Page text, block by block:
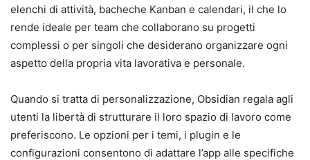
elenchi di attività, bacheche Kanban e calendari, il che lo
rende ideale per team che collaborano su progetti
complessi o per singoli che desiderano organizzare ogni
aspetto della propria vita lavorativa e personale.
Quando si tratta di personalizzazione, Obsidian regala agli
utenti la libertà di strutturare il loro spazio di lavoro come
preferiscono. Le opzioni per i temi, i plugin e le
configurazioni consentono di adattare l’app alle specifiche